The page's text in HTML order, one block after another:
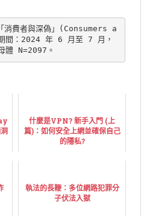
消費者與深偽」(Consumers a
間：2024 年 6 月至 7 月，
體 N=2097。
什麼是VPN? 新手入門 (上
篇)：如何安全上網並確保自己
的隱私?
執法的長鞭：多位網路犯罪分
子伏法入獄